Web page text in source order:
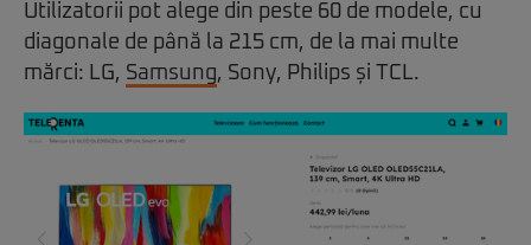
Utilizatorii pot alege din peste 60 de modele, cu
diagonale de până la 215 cm, de la mai multe
mărci: LG, Samsung, Sony, Philips și TCL.